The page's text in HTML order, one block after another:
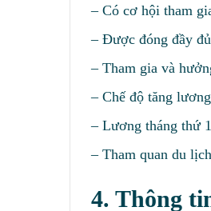
– Có cơ hội tham
– Được đóng đầy
– Tham gia và
– Chế độ tăng
– Lương tháng thứ
– Tham quan du
4. Thông